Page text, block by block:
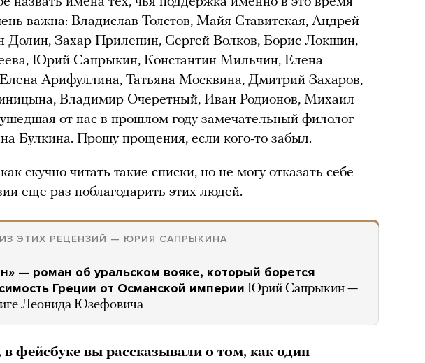
важна: Владислав Толстов, Майя Ставитская, Андрей
Долин, Захар Прилепин, Сергей Волков, Борис Локшин,
Юрий Сапрыкин, Константин Мильчин, Елена
Арифуллина, Татьяна Москвина, Дмитрий Захаров,
Владимир Очеретный, Иван Родионов, Михаил
от нас в прошлом году замечательный филолог
Булкина. Прошу прощения, если кого-то забыл.
скучно читать такие списки, но не могу отказать себе
еще раз поблагодарить этих людей.
ЭТИХ РЕЦЕНЗИЙ — ЮРИЯ САПРЫКИНА
— роман об уральском вояке, который борется
Греции от Османской империи Юрий Сапрыкин —
Леонида Юзефовича
фейсбуке вы рассказывали о том, как один